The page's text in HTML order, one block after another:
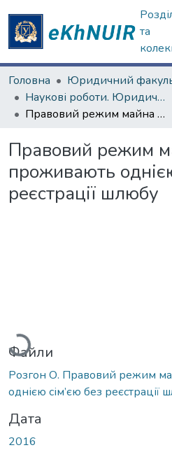
та
Головна
Юридичний
Наукові роботи. Юридичний факультет
Правовий режим майна осіб, які проживають однією сім’єю без реєстрації шлюбу
Правовий режим
проживають
реєстрації шлюбу
Файли
Розгон О. Правовий режим
однією сім’єю без реєстрації
Дата
2016